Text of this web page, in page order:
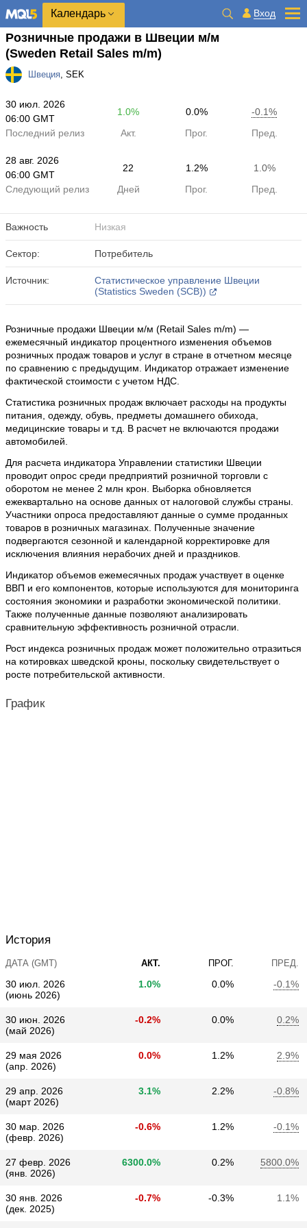
Календарь Вход
Розничные продажи в Швеции м/м
(Sweden Retail Sales m/m)
Швеция, SEK
30 июл. 2026
06:00 GMT
1.0% 0.0%
-0.1%
Последний релиз
Акт. Прог. Пред.
28 авг. 2026
06:00 GMT
22 1.2%
1.0%
Следующий релиз
Дней Прог. Пред.
Важность Низкая
Сектор: Потребитель
Источник:
Статистическое управление Швеции
(Statistics Sweden (SCB))
Розничные продажи Швеции м/м (Retail Sales m/m) —
ежемесячный индикатор процентного изменения объемов
розничных продаж товаров и услуг в стране в отчетном месяце
по сравнению с предыдущим. Индикатор отражает изменение
фактической стоимости с учетом НДС.
Статистика розничных продаж включает расходы на продукты
питания, одежду, обувь, предметы домашнего обихода,
медицинские товары и т.д. В расчет не включаются продажи
автомобилей.
Для расчета индикатора Управлении статистики Швеции
проводит опрос среди предприятий розничной торговли с
оборотом не менее 2 млн крон. Выборка обновляется
ежеквартально на основе данных от налоговой службы страны.
Участники опроса предоставляют данные о сумме проданных
товаров в розничных магазинах. Полученные значение
подвергаются сезонной и календарной корректировке для
исключения влияния нерабочих дней и праздников.
Индикатор объемов ежемесячных продаж участвует в оценке
ВВП и его компонентов, которые используются для мониторинга
состояния экономики и разработки экономической политики.
Также полученные данные позволяют анализировать
сравнительную эффективность розничной отрасли.
Рост индекса розничных продаж может положительно отразиться
на котировках шведской кроны, поскольку свидетельствует о
росте потребительской активности.
График
История
ДАТА (GMT) АКТ. ПРОГ. ПРЕД.
30 июл. 2026
(июнь 2026)
1.0% 0.0% -0.1%
30 июн. 2026
(май 2026)
-0.2% 0.0% 0.2%
29 мая 2026
(апр. 2026)
0.0% 1.2% 2.9%
29 апр. 2026
(март 2026)
3.1% 2.2% -0.8%
30 мар. 2026
(февр. 2026)
-0.6% 1.2% -0.1%
27 февр. 2026
(янв. 2026)
6300.0% 0.2% 5800.0%
30 янв. 2026
(дек. 2025)
-0.7% -0.3% 1.1%